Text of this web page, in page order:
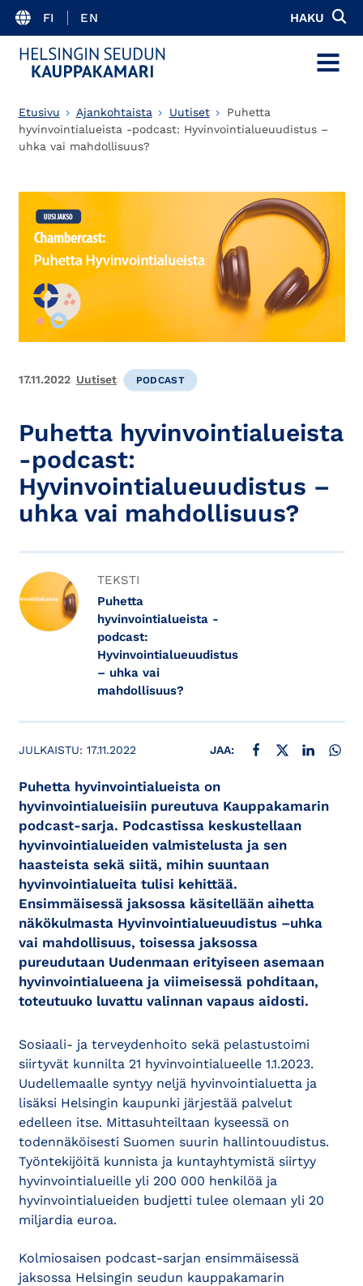
FI EN HAKU
MENU
Etusivu Ajankohtaista Uutiset
Puhetta
hyvinvointialueista -podcast: Hyvinvointialueuudistus –
uhka vai mahdollisuus?
17.11.2022 Uutiset PODCAST
Puhetta hyvinvointialueista
-podcast:
Hyvinvointialueuudistus –
uhka vai mahdollisuus?
TEKSTI
Puhetta
hyvinvointialueista -
podcast:
Hyvinvointialueuudistus
– uhka vai
mahdollisuus?
JULKAISTU: 17.11.2022 JAA: JAA FACEBOOKISSA
JAA X:SSÄ JAA
Puhetta hyvinvointialueista on
hyvinvointialueisiin pureutuva Kauppakamarin
podcast-sarja. Podcastissa keskustellaan
hyvinvointialueiden valmistelusta ja sen
haasteista sekä siitä, mihin suuntaan
hyvinvointialueita tulisi kehittää.
Ensimmäisessä jaksossa käsitellään aihetta
näkökulmasta Hyvinvointialueuudistus –uhka
vai mahdollisuus, toisessa jaksossa
pureudutaan Uudenmaan erityiseen asemaan
hyvinvointialueena ja viimeisessä pohditaan,
toteutuuko luvattu valinnan vapaus aidosti.
Sosiaali- ja terveydenhoito sekä pelastustoimi
siirtyvät kunnilta 21 hyvinvointialueelle 1.1.2023.
Uudellemaalle syntyy neljä hyvinvointialuetta ja
lisäksi Helsingin kaupunki järjestää palvelut
edelleen itse. Mittasuhteiltaan kyseessä on
todennäköisesti Suomen suurin hallintouudistus.
Työntekijöitä kunnista ja kuntayhtymistä siirtyy
hyvinvointialueille yli 200 000 henkilöä ja
hyvinvointialueiden budjetti tulee olemaan yli 20
miljardia euroa.
Kolmiosaisen podcast-sarjan ensimmäisessä
jaksossa Helsingin seudun kauppakamarin